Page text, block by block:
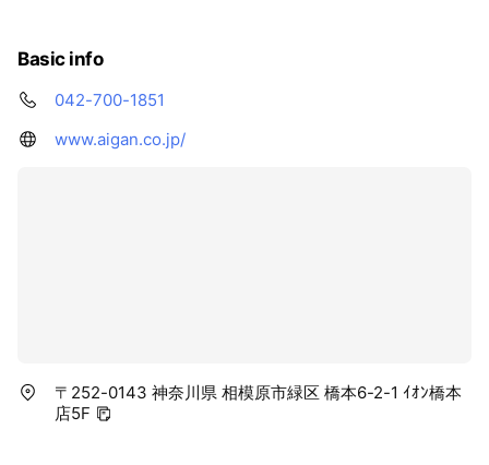
Basic info
042-700-1851
www.aigan.co.jp/
〒252-0143 神奈川県 相模原市緑区 橋本6-2-1 ｲｵﾝ橋本
店5F